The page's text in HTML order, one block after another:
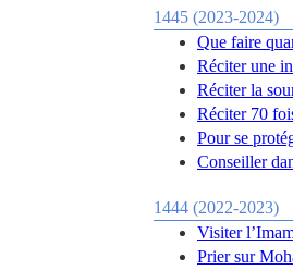
1445 (2023-2024)
Que faire
Réciter une
Réciter la
Réciter 70
Pour se
Conseiller
1444 (2022-2023)
Visiter
Prier sur